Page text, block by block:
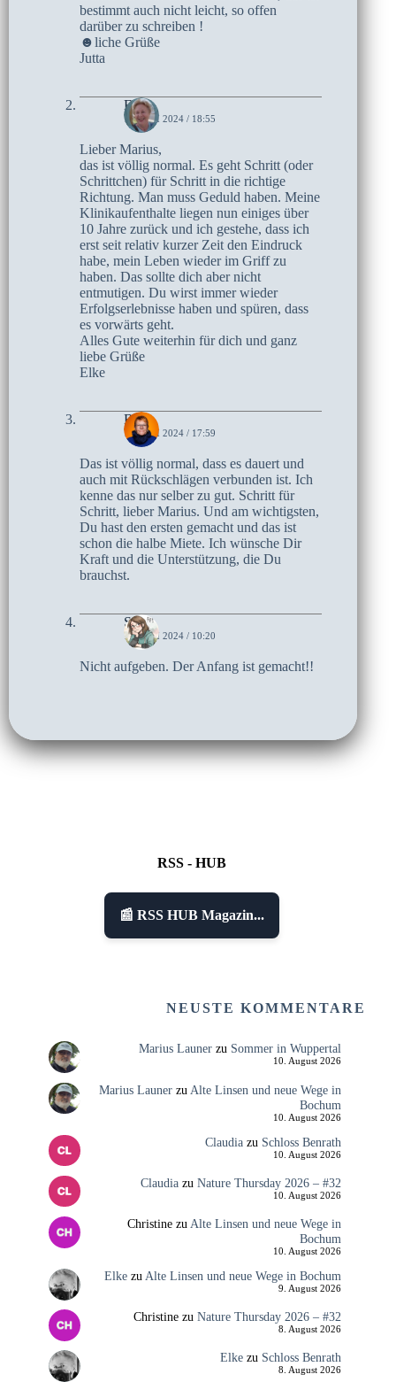
bestimmt auch nicht leicht, so offen
darüber zu schreiben !
☻liche Grüße
Jutta
Elke
10. JULI 2024 / 18:55
Lieber Marius,
das ist völlig normal. Es geht Schritt (oder
Schrittchen) für Schritt in die richtige
Richtung. Man muss Geduld haben. Meine
Klinikaufenthalte liegen nun einiges über
10 Jahre zurück und ich gestehe, dass ich
erst seit relativ kurzer Zeit den Eindruck
habe, mein Leben wieder im Griff zu
haben. Das sollte dich aber nicht
entmutigen. Du wirst immer wieder
Erfolgserlebnisse haben und spüren, dass
es vorwärts geht.
Alles Gute weiterhin für dich und ganz
liebe Grüße
Elke
Birte
10. JULI 2024 / 17:59
Das ist völlig normal, dass es dauert und
auch mit Rückschlägen verbunden ist. Ich
kenne das nur selber zu gut. Schritt für
Schritt, lieber Marius. Und am wichtigsten,
Du hast den ersten gemacht und das ist
schon die halbe Miete. Ich wünsche Dir
Kraft und die Unterstützung, die Du
brauchst.
Sari
10. JULI 2024 / 10:20
Nicht aufgeben. Der Anfang ist gemacht!!
RSS - HUB
📰 RSS HUB Magazin...
NEUSTE KOMMENTARE
Marius Launerzu Sommer in Wuppertal
10. August 2026
Marius Launerzu Alte Linsen und neue Wege in
Bochum
10. August 2026
Claudiazu Schloss Benrath
10. August 2026
Claudiazu Nature Thursday 2026 – #32
10. August 2026
Christinezu Alte Linsen und neue Wege in
Bochum
10. August 2026
ElkezuAlte Linsen und neue Wege in Bochum
9. August 2026
Christinezu Nature Thursday 2026 – #32
8. August 2026
Elkezu Schloss Benrath
8. August 2026